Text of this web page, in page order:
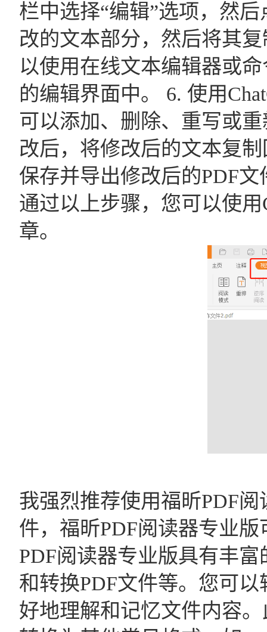
栏中选择“编辑”选项，然
改的文本部分，然后将其
以使用在线文本编辑器或
的编辑界面中。 6. 使用
可以添加、删除、重写或
改后，将修改后的文本复
保存并导出修改后的PDF文
通过以上步骤，您可以使
章。
我强烈推荐使用福昕PDF
件，福昕PDF阅读器专业
PDF阅读器专业版具有丰
和转换PDF文件等。您可
好地理解和记忆文件内容